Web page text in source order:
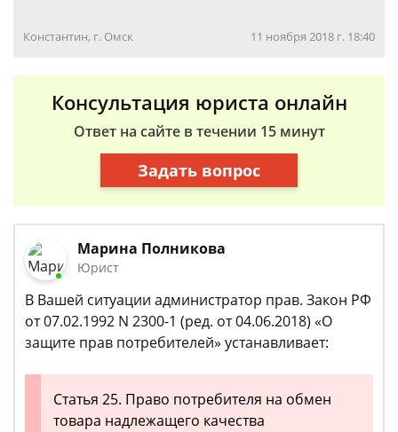
Константин, г. Омск 11 ноября 2018 г. 18:40
Консультация юриста онлайн
Ответ на сайте в течении 15 минут
Задать вопрос
Марина Полникова
Юрист
В Вашей ситуации администратор прав. Закон РФ
от 07.02.1992 N 2300-1 (ред. от 04.06.2018) «О
защите прав потребителей» устанавливает:
Статья 25. Право потребителя на обмен
товара надлежащего качества